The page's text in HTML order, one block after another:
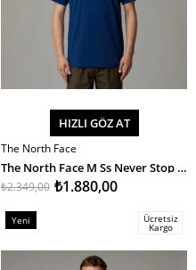
SEPETE EKLE
HIZLI GÖZ AT
The North Face
The North Face M Ss Never Stop Exploring Tee Erkek T-Shirt
₺1.880,00
₺2.349,00
Yeni
Ücretsiz
Kargo